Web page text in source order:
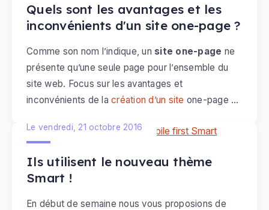
afin de créer pour vous un site entièrement sur
mesure, clair, organisé, et plus attractif pour vos
Quels sont les avantages et les
inconvénients d'un site one-page ?
Comme son nom l’indique, un site one-page ne
présente qu’une seule page pour l’ensemble du
site web. Focus sur les avantages et
inconvénients de la création d’un site one-page et
Ils utilisent le nouveau thème
Smart !
Le vendredi, 21 octobre 2016
En début de semaine nous vous proposions de